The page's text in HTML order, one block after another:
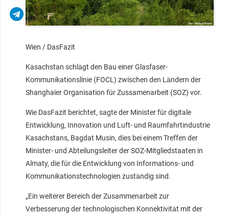
Wien / DasFazit
Kasachstan schlägt den Bau einer Glasfaser-
Kommunikationslinie (FOCL) zwischen den Ländern der
Shanghaier Organisation für Zussamenarbeit (SOZ) vor.
Wie DasFazit berichtet, sagte der Minister für digitale
Entwicklung, Innovation und Luft- und Raumfahrtindustrie
Kasachstans, Bagdat Musin, dies bei einem Treffen der
Minister- und Abteilungsleiter der SOZ-Mitgliedstaaten in
Almaty, die für die Entwicklung von Informations- und
Kommunikationstechnologien zuständig sind.
„Ein weiterer Bereich der Zusammenarbeit zur
Verbesserung der technologischen Konnektivität mit der